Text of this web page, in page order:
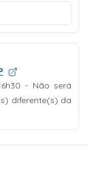
- Não será
diferente(s) da